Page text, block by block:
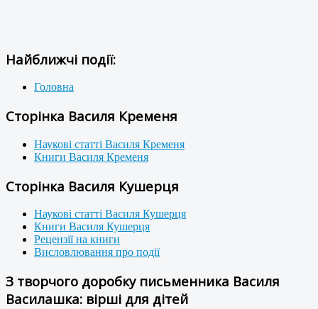
Найближчі події:
Головна
Сторінка Василя Кременя
Наукові статті Василя Кременя
Книги Василя Кременя
Сторінка Василя Кушерця
Наукові статті Василя Кушерця
Книги Василя Кушерця
Рецензії на книги
Висловлювання про події
З творчого доробку письменника Василя
Василашка: вірші для дітей